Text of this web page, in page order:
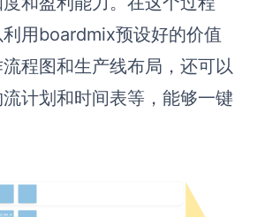
用boardmix预设好的价值
程图和生产线布局，还可以
计划和时间表等，能够一键